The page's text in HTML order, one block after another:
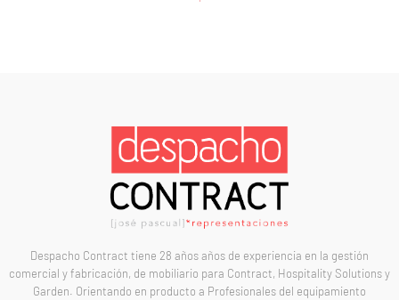
Despacho Contract tiene 28 años años de experiencia en la gestión
comercial y fabricación, de mobiliario para Contract, Hospitality Solutions y
Garden. Orientando en producto a Profesionales del equipamiento